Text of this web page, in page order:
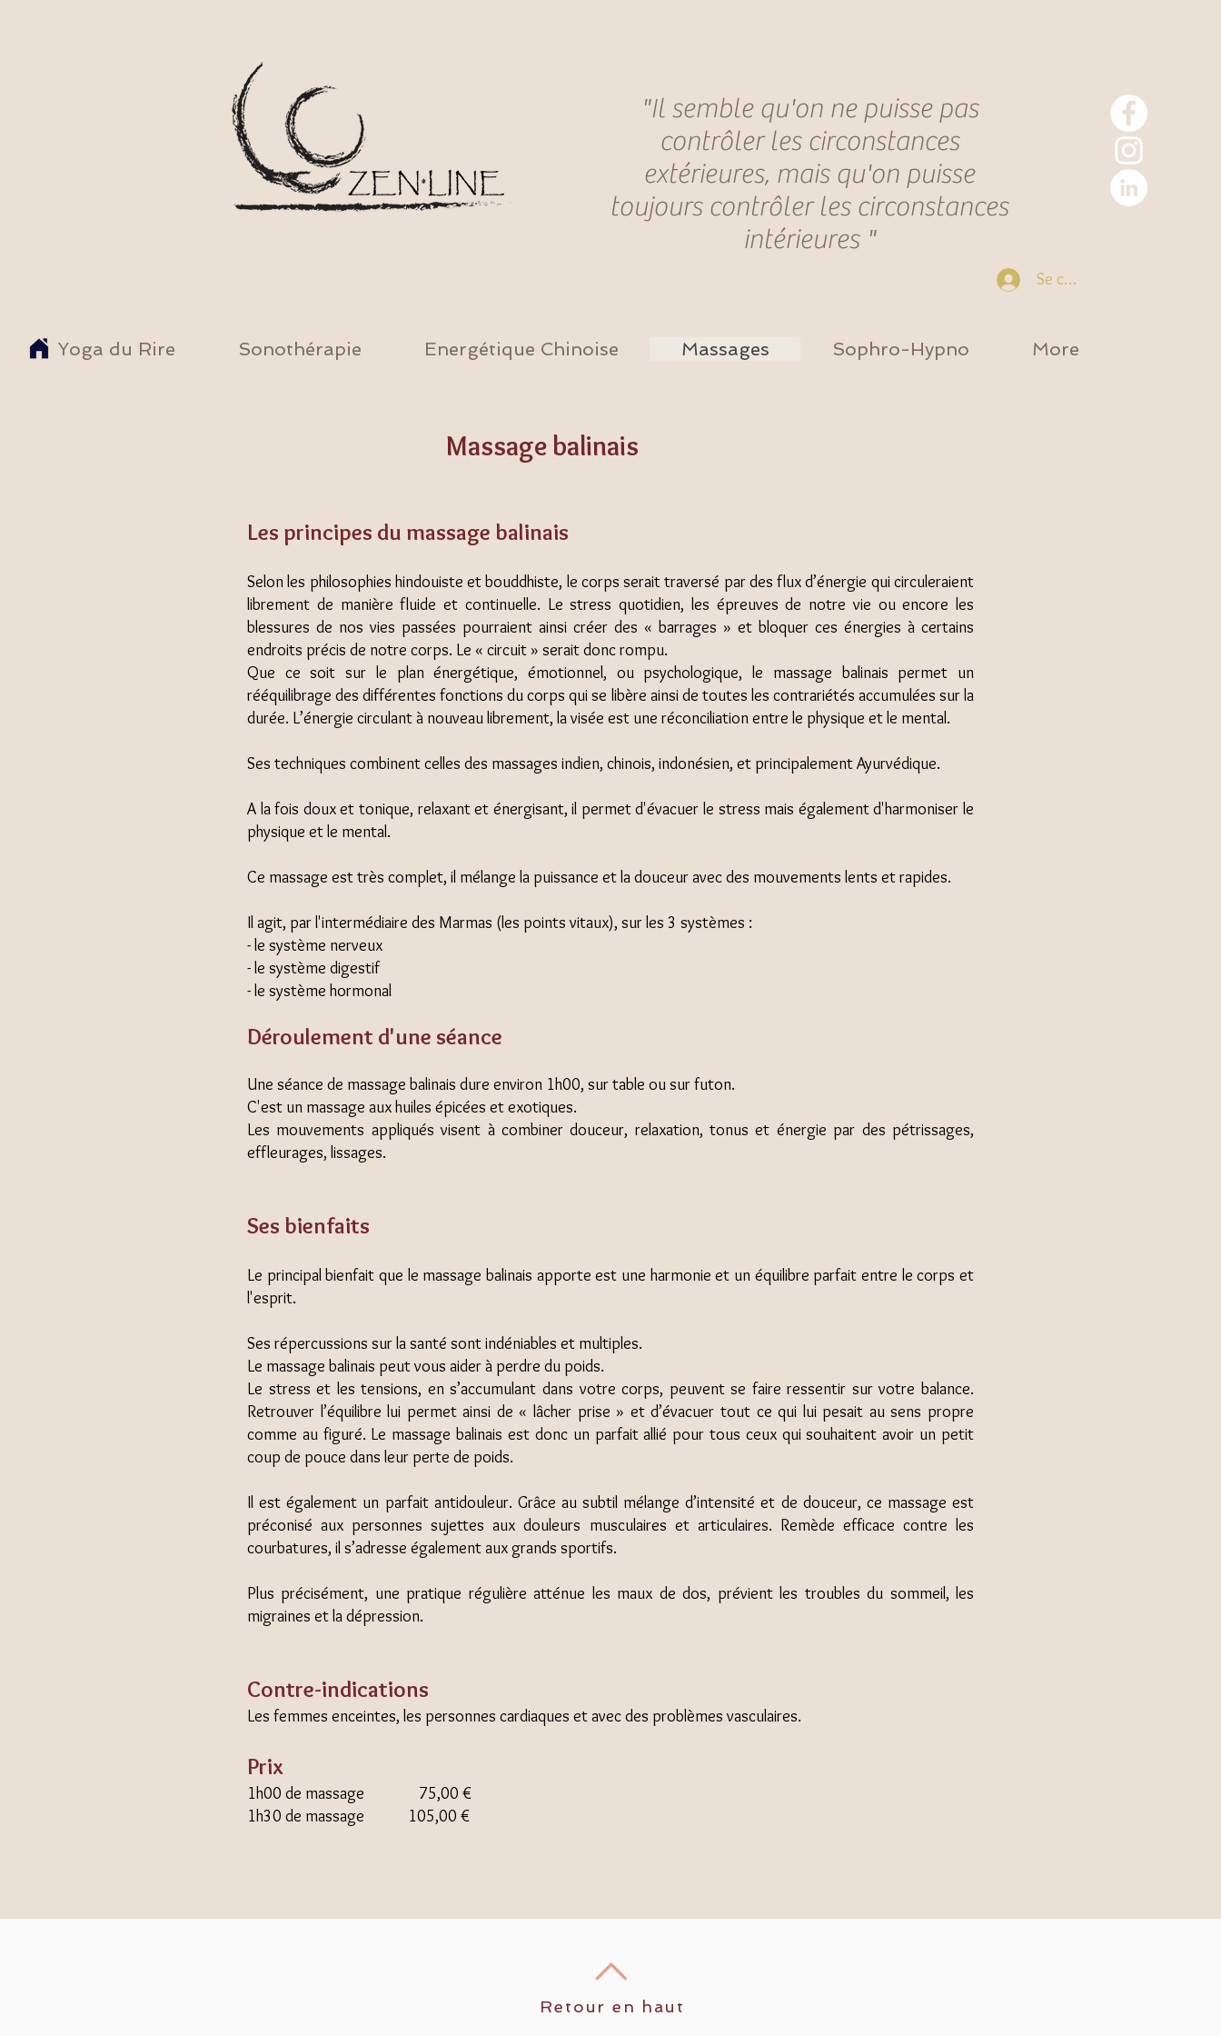
"Il semble qu'on ne puisse pas
contrôler les circonstances
extérieures, mais qu'on puisse
toujours contrôler les circonstances
intérieures "
Se connecter
Yoga du Rire Sonothérapie Energétique Chinoise Massages Sophro-Hypno More
Massage balinais
Les principes du massage balinais
Selon les philosophies hindouiste et bouddhiste, le corps serait traversé par des flux d’énergie qui circuleraient
librement de manière fluide et continuelle. Le stress quotidien, les épreuves de notre vie ou encore les
blessures de nos vies passées pourraient ainsi créer des « barrages » et bloquer ces énergies à certains
endroits précis de notre corps. Le « circuit » serait donc rompu.
Que ce soit sur le plan énergétique, émotionnel, ou psychologique, le massage balinais permet un
rééquilibrage des différentes fonctions du corps qui se libère ainsi de toutes les contrariétés accumulées sur la
durée. L’énergie circulant à nouveau librement, la visée est une réconciliation entre le physique et le mental.
​​​​​​​​Ses techniques combinent celles des massages indien, chinois, indonésien, et principalement Ayurvédique.
A la fois doux et tonique, relaxant et énergisant, il permet d'évacuer le stress mais également d'harmoniser le
physique et le mental.
Ce massage est très complet, il mélange la puissance et la douceur avec des mouvements lents et rapides.
Il agit, par l'intermédiaire des Marmas (les points vitaux), sur les 3 systèmes :
- le système nerveux
- le système digestif
- le système hormonal
Déroulement d'une séance
Une séance de massage balinais dure environ 1h00, sur table ou sur futon.
C'est un massage aux huiles épicées et exotiques.
Les mouvements appliqués visent à combiner douceur, relaxation, tonus et énergie par des pétrissages,
effleurages, lissages.
Ses bienfaits
Le principal bienfait que le massage balinais apporte est une harmonie et un équilibre parfait entre le corps et
l'esprit.
Ses répercussions sur la santé sont indéniables et multiples.
Le massage balinais peut vous aider à perdre du poids.
Le stress et les tensions, en s’accumulant dans votre corps, peuvent se faire ressentir sur votre balance.
Retrouver l’équilibre lui permet ainsi de « lâcher prise » et d’évacuer tout ce qui lui pesait au sens propre
comme au figuré. Le massage balinais est donc un parfait allié pour tous ceux qui souhaitent avoir un petit
coup de pouce dans leur perte de poids.
Il est également un parfait antidouleur. Grâce au subtil mélange d’intensité et de douceur, ce massage est
préconisé aux personnes sujettes aux douleurs musculaires et articulaires. Remède efficace contre les
courbatures, il s’adresse également aux grands sportifs.
Plus précisément, une pratique régulière atténue les maux de dos, prévient les troubles du sommeil, les
migraines et la dépression.
Contre-indications
Les femmes enceintes, les personnes cardiaques et avec des problèmes vasculaires.
Prix
1h00 de massage 75,00 €
1h30 de massage 105,00 €
Retour en haut